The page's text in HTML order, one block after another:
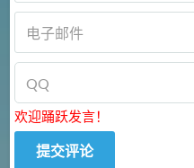
欢迎踊跃发言！